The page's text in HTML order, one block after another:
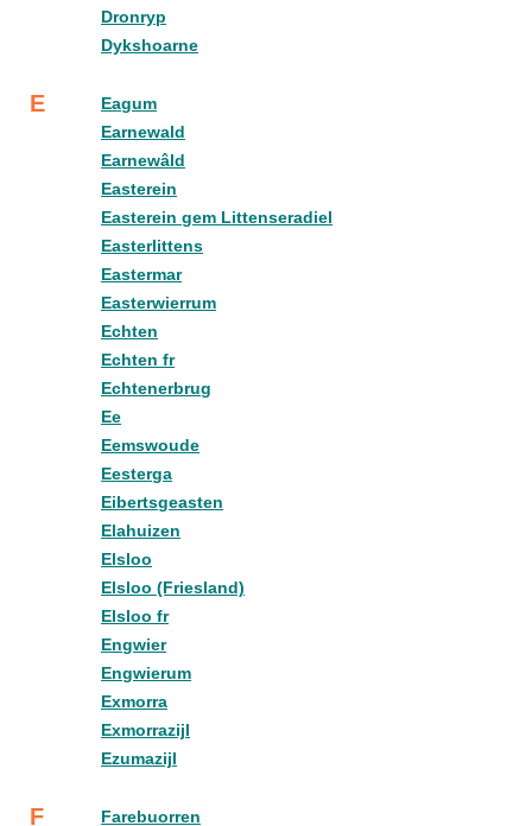
Dronryp
Dykshoarne
E
Eagum
Earnewald
Earnewâld
Easterein
Easterein gem Littenseradiel
Easterlittens
Eastermar
Easterwierrum
Echten
Echten fr
Echtenerbrug
Ee
Eemswoude
Eesterga
Eibertsgeasten
Elahuizen
Elsloo
Elsloo (Friesland)
Elsloo fr
Engwier
Engwierum
Exmorra
Exmorrazijl
Ezumazijl
F Farebuorren